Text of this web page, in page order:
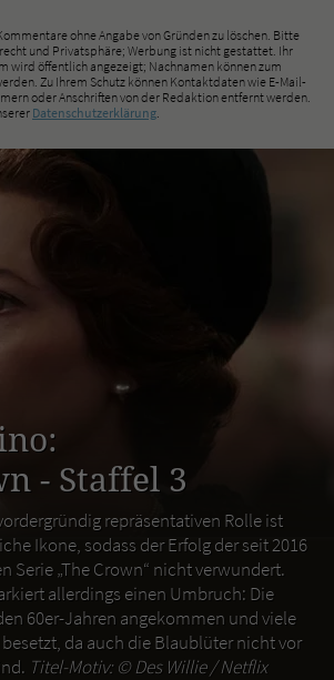
ohne Angabe von Gründen zu löschen. Bitte
und Privatsphäre; Werbung ist nicht gestattet. Ihr
wird öffentlich angezeigt; Nachnamen können zum
Zu Ihrem Schutz können Kontaktdaten wie E-Mail-
oder Anschriften von der Redaktion entfernt werden.
Datenschutzerklärung
- Staffel 3
repräsentativen Rolle ist
Ikone, sodass der Erfolg der seit 2016
Serie „The Crown“ nicht verwundert.
allerdings einen Umbruch: Die
60er-Jahren angekommen und viele
da auch die Blaublüter nicht vor
Titel-Motiv: ©Des Willie / Netflix